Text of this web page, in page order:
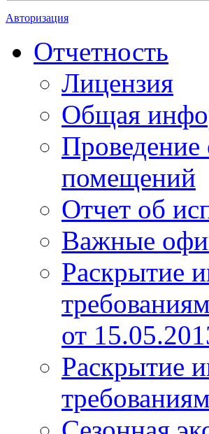
Авторизация
Отчетность
Лицензия
Общая
Проведение
помещений
Отчет об
Важные
Раскрытие
от
Раскрытие